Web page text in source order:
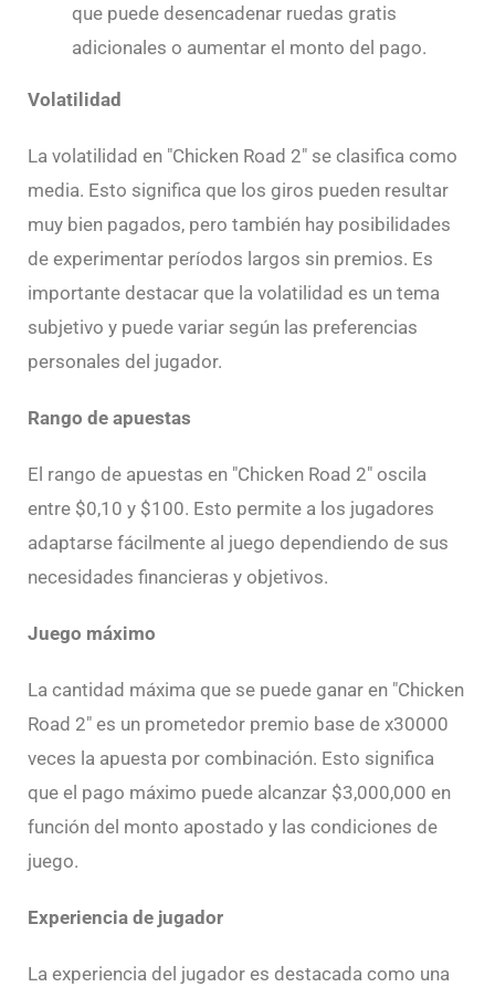
que puede desencadenar ruedas gratis
adicionales o aumentar el monto del pago.
Volatilidad
La volatilidad en "Chicken Road 2" se clasifica como
media. Esto significa que los giros pueden resultar
muy bien pagados, pero también hay posibilidades
de experimentar períodos largos sin premios. Es
importante destacar que la volatilidad es un tema
subjetivo y puede variar según las preferencias
personales del jugador.
Rango de apuestas
El rango de apuestas en "Chicken Road 2" oscila
entre $0,10 y $100. Esto permite a los jugadores
adaptarse fácilmente al juego dependiendo de sus
necesidades financieras y objetivos.
Juego máximo
La cantidad máxima que se puede ganar en "Chicken
Road 2" es un prometedor premio base de x30000
veces la apuesta por combinación. Esto significa
que el pago máximo puede alcanzar $3,000,000 en
función del monto apostado y las condiciones de
juego.
Experiencia de jugador
La experiencia del jugador es destacada como una